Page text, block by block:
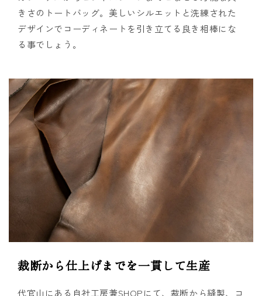
きさのトートバッグ。美しいシルエットと洗練された
デザインでコーディネートを引き立てる良き相棒にな
る事でしょう。
裁断から仕上げまでを一貫して生産
代官山にある自社工房兼SHOPにて、裁断から縫製、コ